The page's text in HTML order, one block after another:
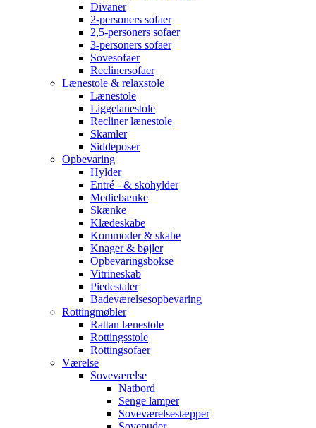
Divaner
2-personers sofaer
2,5-personers sofaer
3-personers sofaer
Sovesofaer
Reclinersofaer
Lænestole & relaxstole
Lænestole
Liggelanestole
Recliner lænestole
Skamler
Siddeposer
Opbevaring
Hylder
Entré - & skohylder
Mediebænke
Skænke
Klædeskabe
Kommoder & skabe
Knager & bøjler
Opbevaringsbokse
Vitrineskab
Piedestaler
Badeværelsesopbevaring
Rottingmøbler
Rattan lænestole
Rottingsstole
Rottingsofaer
Værelse
Soveværelse
Natbord
Senge lamper
Soveværelsestæpper